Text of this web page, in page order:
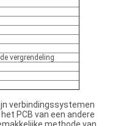
vergrendeling
verbindingssystemen
PCB van een andere